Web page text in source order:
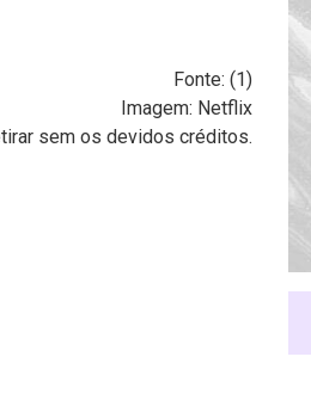
Fonte: (1)
Imagem: Netflix
sem os devidos créditos.